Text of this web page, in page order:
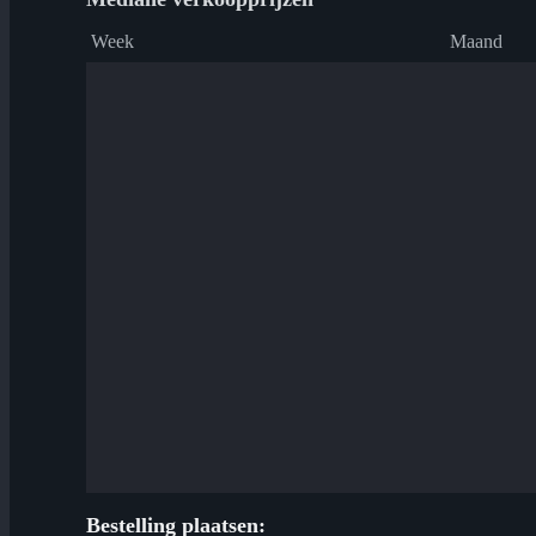
Week Maand
Bestelling plaatsen: